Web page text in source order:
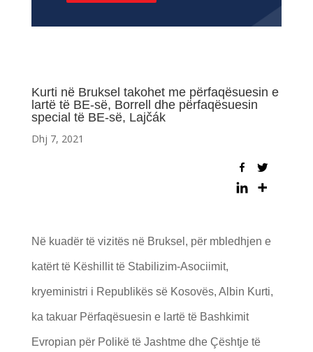
Kurti në Bruksel takohet me përfaqësuesin e
lartë të BE-së, Borrell dhe përfaqësuesin
special të BE-së, Lajčák
Dhj 7, 2021
Në kuadër të vizitës në Bruksel, për mbledhjen e
katërt të Këshillit të Stabilizim-Asociimit,
kryeministri i Republikës së Kosovës, Albin Kurti,
ka takuar Përfaqësuesin e lartë të Bashkimit
Evropian për Polikë të Jashtme dhe Çështje të